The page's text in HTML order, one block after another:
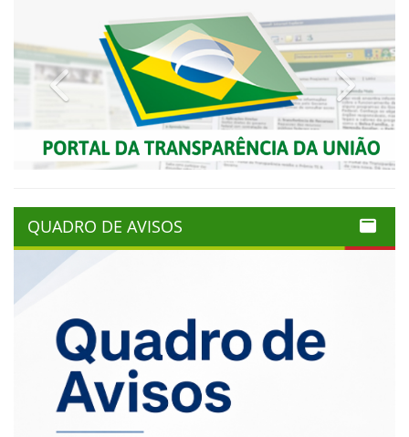
Previous Next
QUADRO DE AVISOS